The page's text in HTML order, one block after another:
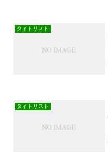
タイトリスト
タイトリスト